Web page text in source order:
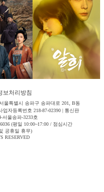
보처리방침
울특별시 송파구 송파대로 201, B동
자등록번호 218-87-02390 | 통신판
서울송파-3233호
(평일 10:00~17:00 / 점심시간
공휴일 휴무)
RESERVED